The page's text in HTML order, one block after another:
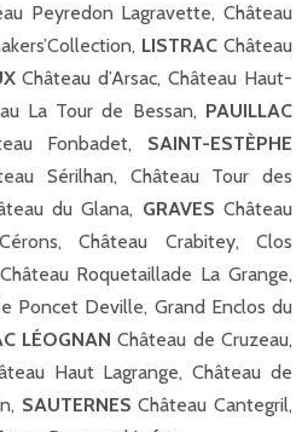
Peyredon Lagravette, Château
LISTRAC Château
Château d’Arsac, Château Haut-
La Tour de Bessan, PAUILLAC
Fonbadet, SAINT-ESTÈPHE
Sérilhan, Château Tour des
du Glana, GRAVES Château
Château Crabitey, Clos
Roquetaillade La Grange,
Poncet Deville, Grand Enclos du
LÉOGNAN Château de Cruzeau,
Haut Lagrange, Château de
SAUTERNES Château Cantegril,